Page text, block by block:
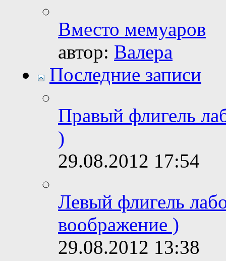
Вместо мемуаров
автор: Валера
Последние записи
Правый флигель
)
29.08.2012 17:54
Левый флигель
воображение )
29.08.2012 13:38